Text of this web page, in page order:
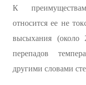
К
относится ее не
высыхания (около
перепадов
другими словами